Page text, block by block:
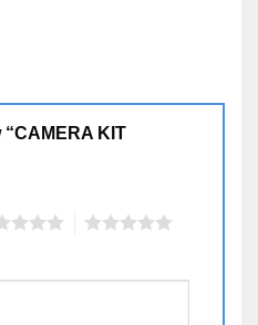
rộng. Hỗ trợ nền
định – Tốc độ truy cập cực
Máy chủ đặt tại Việt Nam.
KIT